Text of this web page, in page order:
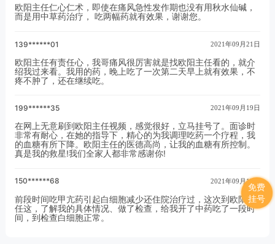
欧阳主任仁心仁术，即使在痛风急性发作期也没有用秋水仙碱，
而是用中草药治疗， 吃两幅药就有效果，谢谢您。
139******01 2021年09月21日
欧阳主任有责任心，我哥痛风很厉害就是找欧阳主任看的，就介
绍我过来看。我用的药，晚上吃了一次第二天早上就有效果，不
疼不肿了，还在继续吃。
199******35 2021年09月19日
在网上无意刷到欧阳主任视频，感觉很好，立马挂号了。面诊时
非常有耐心，在她的指导下，精心的为我调理吃药一个疗程，我
的血糖有所下降。欧阳主任的医德高尚，让我的血糖有所控制。
真是我的救星!我们全家人都非常感谢你!
150******68 2021年09月17日
前段时间吃甲亢药引起白细胞减少还住院治疗过，这次到欧阳主
任这，了解我的具体情况、做了检查，给我开了中药吃了一段时
间，到检查白细胞正常。
免费
挂号